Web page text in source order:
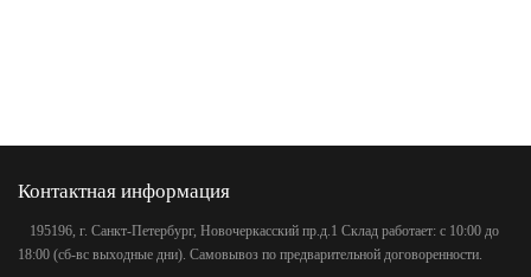
Контактная информация
195196, г. Санкт-Петербург, Новочеркасский пр.д.1 Склад работает: с 10:00 до
18:00 (сб-вс выходные дни). Самовывоз по предварительной договоренности.